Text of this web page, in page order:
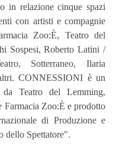
in relazione cinque spazi
con artisti e compagnie
Zoo:È, Teatro del
Sospesi, Roberto Latini /
Sotterraneo, Ilaria
CONNESSIONI è un
da Teatro del Lemming,
Farmacia Zoo:È e prodotto
di Produzione e
dello Spettatore".